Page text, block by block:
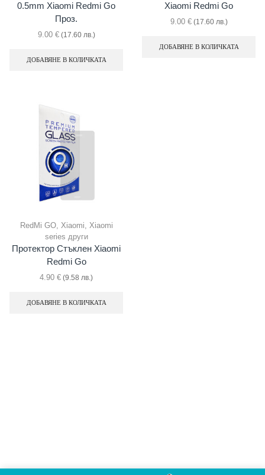
0.5mm Xiaomi Redmi Go
Проз.
9.00 €(17.60 лв.)
ДОБАВЯНЕ В КОЛИЧКАТА
Xiaomi Redmi Go
9.00 €(17.60 лв.)
ДОБАВЯНЕ В КОЛИЧКАТА
RedMi GO, Xiaomi
Xiaomi
series други
Протектор Стъклен Xiaomi
Redmi Go
4.90 € (9.58 лв.)
ДОБАВЯНЕ В КОЛИЧКАТА